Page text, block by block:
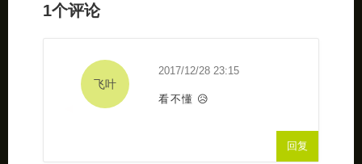
1个评论
飞叶
2017/12/28 23:15
看不懂 😥
回复